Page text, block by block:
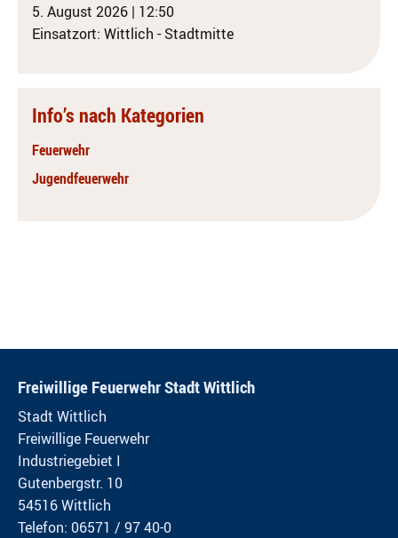
5. August 2026 | 12:50
Einsatzort: Wittlich - Stadtmitte
Info’s nach Kategorien
Feuerwehr
Jugendfeuerwehr
Freiwillige Feuerwehr Stadt Wittlich
Stadt Wittlich
Freiwillige Feuerwehr
Industriegebiet I
Gutenbergstr. 10
54516 Wittlich
Telefon: 06571 / 97 40-0